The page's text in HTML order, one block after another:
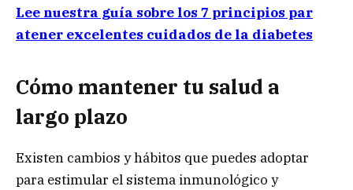
Lee nuestra guía sobre los 7 principios par
atener excelentes cuidados de la diabetes
Cómo mantener tu salud a
largo plazo
Existen cambios y hábitos que puedes adoptar
para estimular el sistema inmunológico y